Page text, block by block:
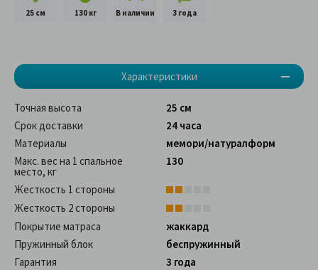
25 см 130 кг В наличии 3 года
Характеристики
Точная высота
25 см
Срок доставки
24 часа
Материалы
мемори/натуралформ
Макс. вес на 1 спальное
место, кг
130
Жесткость 1 стороны
Жесткость 2 стороны
Покрытие матраса
жаккард
Пружинный блок
беспружинный
Гарантия
3 года